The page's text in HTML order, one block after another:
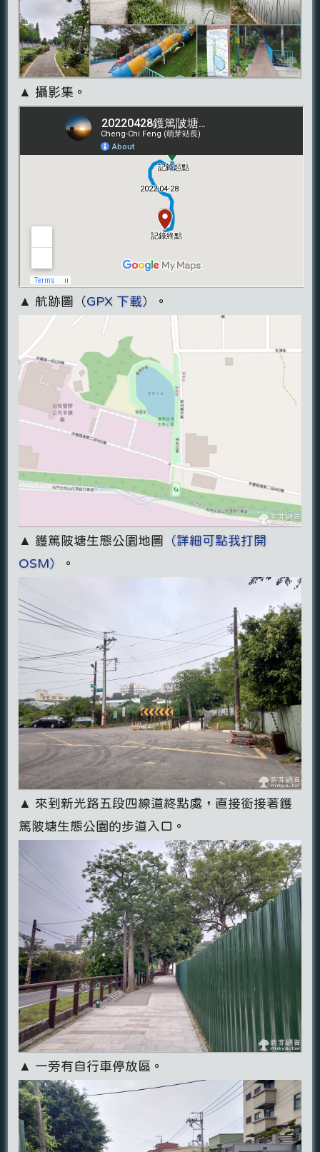
▲ 攝影集。
▲ 航跡圖（GPX 下載）。
▲ 鑊篤陂塘生態公園地圖
（詳細可點我打開
OSM）
。
▲ 來到新光路五段四線道終點處，直接銜接著鑊
篤陂塘生態公園的步道入口。
▲ 一旁有自行車停放區。